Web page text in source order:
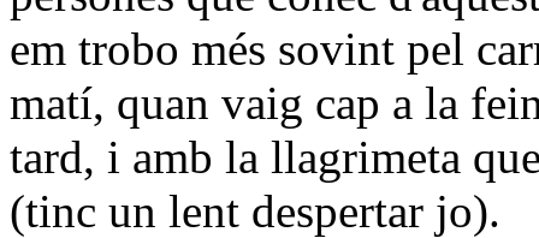
em trobo més sovint pel
matí, quan vaig cap a la
tard, i amb la llagrimeta
(tinc un lent despertar jo).